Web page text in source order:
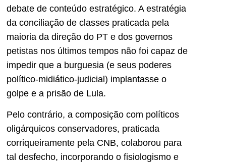
debate de conteúdo estratégico. A estratégia
da conciliação de classes praticada pela
maioria da direção do PT e dos governos
petistas nos últimos tempos não foi capaz de
impedir que a burguesia (e seus poderes
político-midiático-judicial) implantasse o
golpe e a prisão de Lula.
Pelo contrário, a composição com políticos
oligárquicos conservadores, praticada
corriqueiramente pela CNB, colaborou para
tal desfecho, incorporando o fisiologismo e